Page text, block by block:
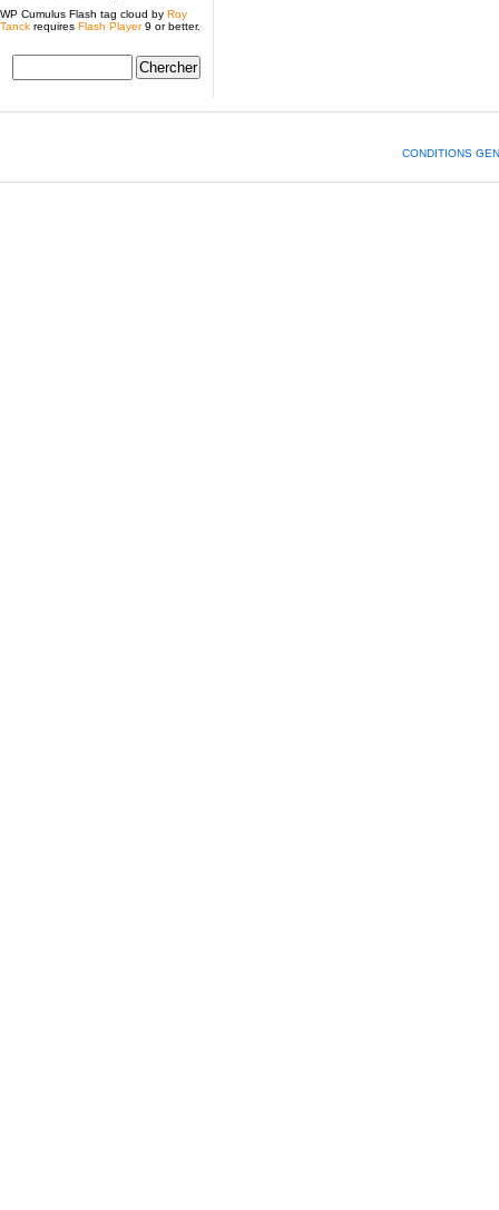
WP Cumulus Flash tag cloud by Roy
Tanck requires Flash Player9 or better.
CONDITIONS